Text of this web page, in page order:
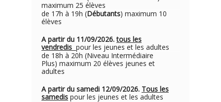
maximum 25 élèves
de 17h à 19h (Débutants) maximum 10
élèves
A partir du 11/09/2026.tous les
vendredis pour les jeunes et les adultes
de 18h à 20h (Niveau Intermédiaire
Plus) maximum 20 élèves jeunes et
adultes
A partir du samedi 12/09/2026. Tous les
samedis pour les jeunes et les adultes